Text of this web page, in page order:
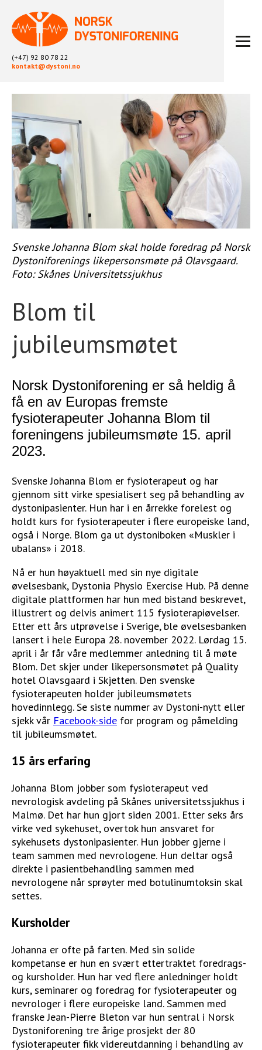
(+47) 92 80 78 22
kontakt@dystoni.no
ARTIKLER
LOKALLAG
LIKEPERSONARBEID
OM OSS
BLI MEDLEM
KONTAKT
KALENDER
ARKIV
FYSIOTERAPI
STØTT VÅRT ARBEID
Svenske Johanna Blom skal holde foredrag på Norsk
Dystoniforenings likepersonsmøte på Olavsgaard.
Foto: Skånes Universitetssjukhus
Blom til
jubileumsmøtet
Norsk Dystoniforening er så heldig å
få en av Europas fremste
fysioterapeuter Johanna Blom til
foreningens jubileumsmøte 15. april
2023.
Svenske Johanna Blom er fysioterapeut og har
gjennom sitt virke spesialisert seg på behandling av
dystonipasienter. Hun har i en årrekke forelest og
holdt kurs for fysioterapeuter i flere europeiske land,
også i Norge. Blom ga ut dystoniboken «Muskler i
ubalans» i 2018.
Nå er hun høyaktuell med sin nye digitale
øvelsesbank, Dystonia Physio Exercise Hub. På denne
digitale plattformen har hun med bistand beskrevet,
illustrert og delvis animert 115 fysioterapiøvelser.
Etter ett års utprøvelse i Sverige, ble øvelsesbanken
lansert i hele Europa 28. november 2022. Lørdag 15.
april i år får våre medlemmer anledning til å møte
Blom. Det skjer under likepersonsmøtet på Quality
hotel Olavsgaard i Skjetten. Den svenske
fysioterapeuten holder jubileumsmøtets
hovedinnlegg. Se siste nummer av Dystoni-nytt eller
sjekk vår Facebook-side for program og påmelding
til jubileumsmøtet.
15 års erfaring
Johanna Blom jobber som fysioterapeut ved
nevrologisk avdeling på Skånes universitetssjukhus i
Malmø. Det har hun gjort siden 2001. Etter seks års
virke ved sykehuset, overtok hun ansvaret for
sykehusets dystonipasienter. Hun jobber gjerne i
team sammen med nevrologene. Hun deltar også
direkte i pasientbehandling sammen med
nevrologene når sprøyter med botulinumtoksin skal
settes.
Kursholder
Johanna er ofte på farten. Med sin solide
kompetanse er hun en svært ettertraktet foredrags-
og kursholder. Hun har ved flere anledninger holdt
kurs, seminarer og foredrag for fysioterapeuter og
nevrologer i flere europeiske land. Sammen med
franske Jean-Pierre Bleton var hun sentral i Norsk
Dystoniforening tre årige prosjekt der 80
fysioterapeuter fikk videreutdanning i behandling av